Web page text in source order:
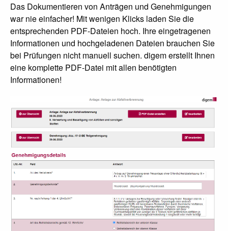
Das Dokumentieren von Anträgen und Genehmigungen
war nie einfacher! Mit wenigen Klicks laden Sie die
entsprechenden PDF-Dateien hoch. Ihre eingetragenen
Informationen und hochgeladenen Dateien brauchen Sie
bei Prüfungen nicht manuell suchen. digem erstellt Ihnen
eine komplette PDF-Datei mit allen benötigten
Informationen!